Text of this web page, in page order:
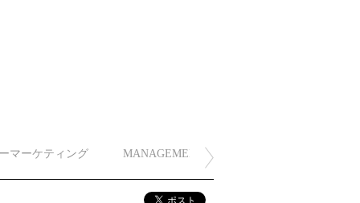
マーケティング MANAGEMENT